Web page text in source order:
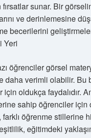
sunar. Bir
ve derinlemesine
becerilerini
Yeri
öğrenciler görsel
daha verimli olabilir.
oldukça faydalıdır.
sahip öğrenciler için
öğrenme stillerine
eğitimdeki